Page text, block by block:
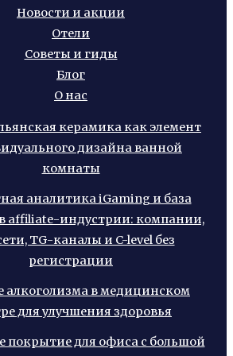
Новости и акции
Отели
Советы и гиды
Блог
О нас
керамика как элемент
дизайна ванной
комнаты
аналитика iGaming и база
affiliate-индустрии: компании,
TG-каналы и C-level без
регистрации
алкоголизма в медицинском
для улучшения здоровья
покрытие для офиса с большой